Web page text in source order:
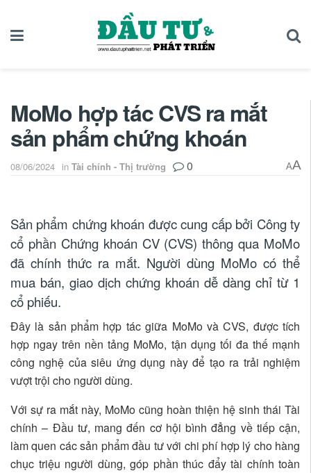
MoMo hợp tác CVS ra mắt
sản phẩm chứng khoán
08/06/2024 in Tài chính - Thị trường 0 AA
Sản phẩm chứng khoán được cung cấp bởi Công ty
cổ phần Chứng khoán CV (CVS) thông qua MoMo
đã chính thức ra mắt. Người dùng MoMo có thể
mua bán, giao dịch chứng khoán dễ dàng chỉ từ 1
cổ phiếu.
Đây là sản phẩm hợp tác giữa MoMo và CVS, được tích
hợp ngay trên nền tảng MoMo, tận dụng tối đa thế mạnh
công nghệ của siêu ứng dụng này để tạo ra trải nghiệm
vượt trội cho người dùng.
Với sự ra mắt này, MoMo cũng hoàn thiện hệ sinh thái Tài
chính – Đầu tư, mang đến cơ hội bình đẳng về tiếp cận,
làm quen các sản phẩm đầu tư với chi phí hợp lý cho hàng
chục triệu người dùng, góp phần thúc đẩy tài chính toàn